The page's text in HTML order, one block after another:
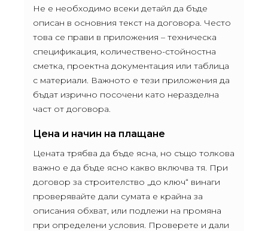
Не е необходимо всеки детайл да бъде
описан в основния текст на договора. Често
това се прави в приложения – техническа
спецификация, количествено-стойностна
сметка, проектна документация или таблица
с материали. Важното е тези приложения да
бъдат изрично посочени като неразделна
част от договора.
Цена и начин на плащане
Цената трябва да бъде ясна, но също толкова
важно е да бъде ясно какво включва тя. При
договор за строителство „до ключ“ винаги
проверявайте дали сумата е крайна за
описания обхват, или подлежи на промяна
при определени условия. Проверете и дали